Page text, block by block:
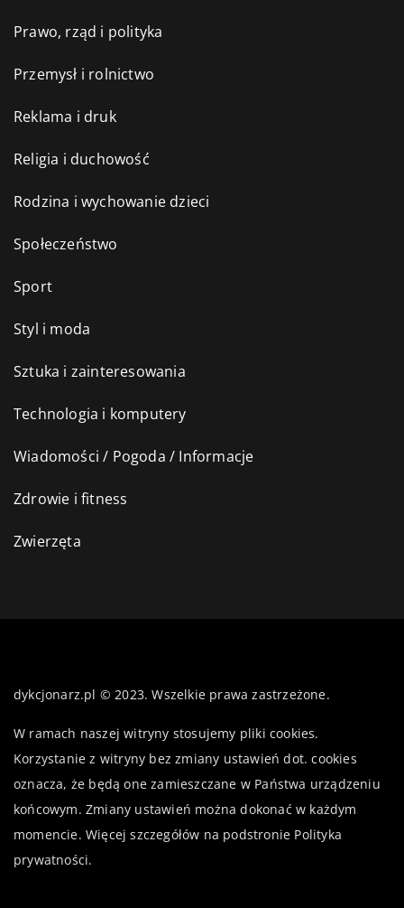
Prawo, rząd i polityka
Przemysł i rolnictwo
Reklama i druk
Religia i duchowość
Rodzina i wychowanie dzieci
Społeczeństwo
Sport
Styl i moda
Sztuka i zainteresowania
Technologia i komputery
Wiadomości / Pogoda / Informacje
Zdrowie i fitness
Zwierzęta
dykcjonarz.pl © 2023. Wszelkie prawa zastrzeżone.
W ramach naszej witryny stosujemy pliki cookies.
Korzystanie z witryny bez zmiany ustawień dot. cookies
oznacza, że będą one zamieszczane w Państwa urządzeniu
końcowym. Zmiany ustawień można dokonać w każdym
momencie. Więcej szczegółów na podstronie Polityka
prywatności.